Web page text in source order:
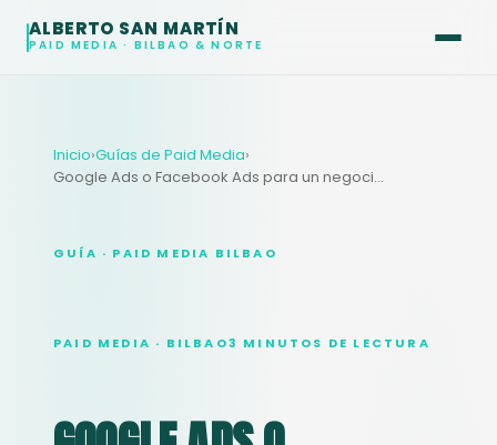
ALBERTO SAN MARTÍN
PAID MEDIA · BILBAO & NORTE
Inicio›Guías de Paid Media›
Google Ads o Facebook Ads para un negocio en Bilbao
GUÍA · PAID MEDIA BILBAO
PAID MEDIA · BILBAO3 MINUTOS DE LECTURA